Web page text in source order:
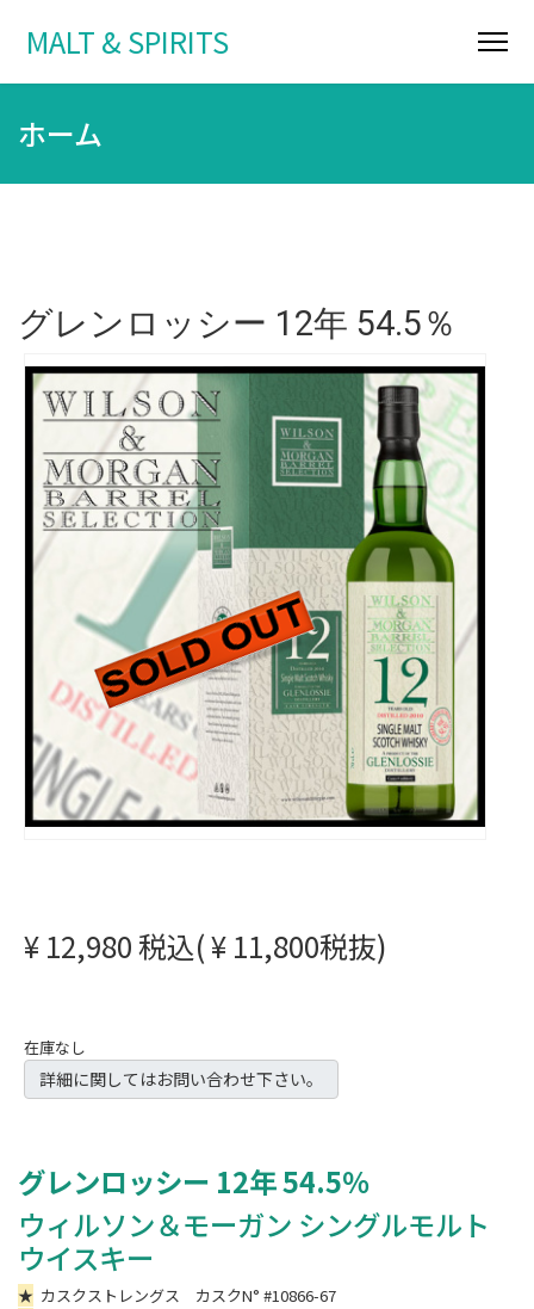
MALT & SPIRITS
ホーム
グレンロッシー 12年 54.5％
¥ 12,980 税込( ¥ 11,800税抜)
在庫なし
詳細に関してはお問い合わせ下さい。
グレンロッシー 12年54.5％
ウィルソン＆モーガン シングルモルト
ウイスキー
★ カスクストレングス カスクN° #10866-67